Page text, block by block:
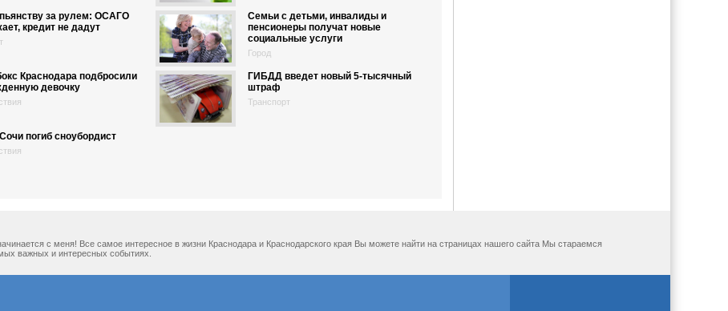
за рулем: ОСАГО
кредит не дадут
Семьи с детьми, инвалиды и
пенсионеры получат новые
социальные услуги
Город
Краснодара подбросили
девочку
ГИБДД введет новый 5-тысячный
штраф
Транспорт
погиб сноубордист
с меня! Все самое интересное в жизни Краснодара и Краснодарского края Вы можете найти на страницах нашего сайта Мы стараемся
важных и интересных событиях.